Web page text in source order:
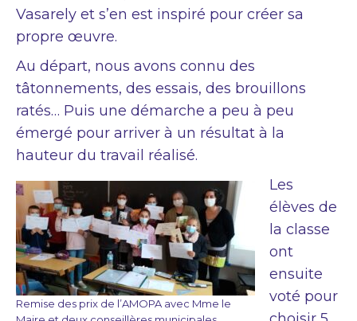
Vasarely et s’en est inspiré pour créer sa
propre œuvre.
Au départ, nous avons connu des
tâtonnements, des essais, des brouillons
ratés… Puis une démarche a peu à peu
émergé pour arriver à un résultat à la
hauteur du travail réalisé.
Remise des prix de l’AMOPA avec Mme le
Les
élèves de
la classe
ont
ensuite
voté pour